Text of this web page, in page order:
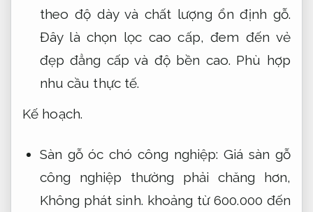
theo độ dày và chất lượng ổn định gỗ.
Đây là chọn lọc cao cấp, đem đến vẻ
đẹp đẳng cấp và độ bền cao. Phù hợp
nhu cầu thực tế.
Kế hoạch.
Sàn gỗ óc chó công nghiệp: Giá sàn gỗ
công nghiệp thường phải chăng hơn,
Không phát sinh. khoảng từ 600.000 đến